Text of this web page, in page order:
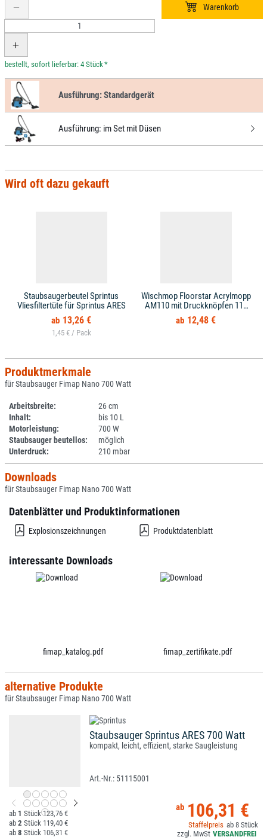
*
Ausführung:Standardgerät
Ausführung: im Set mit Düsen
Wird oft dazu gekauft
Staubsaugerbeutel Sprintus
Vliesfiltertüte für Sprintus ARES
13,26 €
1,45 € /
Wischmop Floorstar Acrylmopp
AM110 mit Druckknöpfen 110
cm
12,48 €
Produktmerkmale
für Staubsauger Fimap Nano 700 Watt
Arbeitsbreite:
26 cm
Inhalt:
bis 10 L
Motorleistung:
700 W
Staubsauger beutellos:
möglich
Unterdruck:
210 mbar
Downloads
für Staubsauger Fimap Nano 700 Watt
Datenblätter und Produktinformationen
Explosionszeichnungen Produktdatenblatt
interessante Downloads
fimap_katalog.pdf fimap_zertifikate.pdf
alternative Produkte
für Staubsauger Fimap Nano 700 Watt
Staubsauger Sprintus ARES 700 Watt
kompakt, leicht, effizient, starke Saugleistung
51115001
106,31 €
8
1
123,76 €
2
119,40 €
8
106,31 €